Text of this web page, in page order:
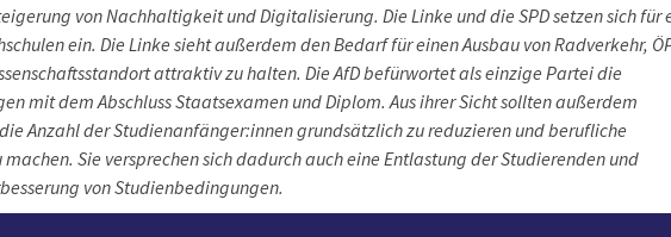
von Nachhaltigkeit und Digitalisierung. Die Linke und die SPD setzen sich für
ein. Die Linke sieht außerdem den Bedarf für einen Ausbau von Radverkehr,
attraktiv zu halten. Die AfD befürwortet als einzige Partei die
mit dem Abschluss Staatsexamen und Diplom. Aus ihrer Sicht sollten außerdem
Anzahl der Studienanfänger:innen grundsätzlich zu reduzieren und berufliche
Sie versprechen sich dadurch auch eine Entlastung der Studierenden und
von Studienbedingungen.